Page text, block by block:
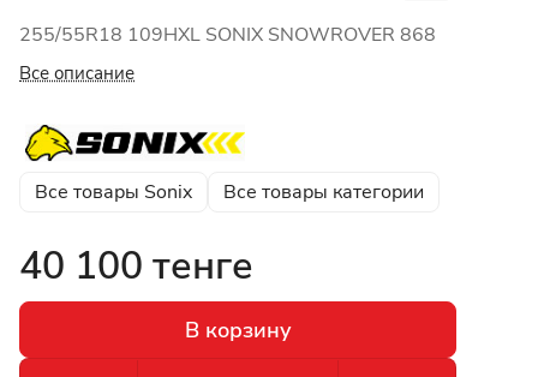
255/55R18 109HXL SONIX SNOWROVER 868
Все описание
Все товары Sonix Все товары категории
40 100 тенге
В корзину